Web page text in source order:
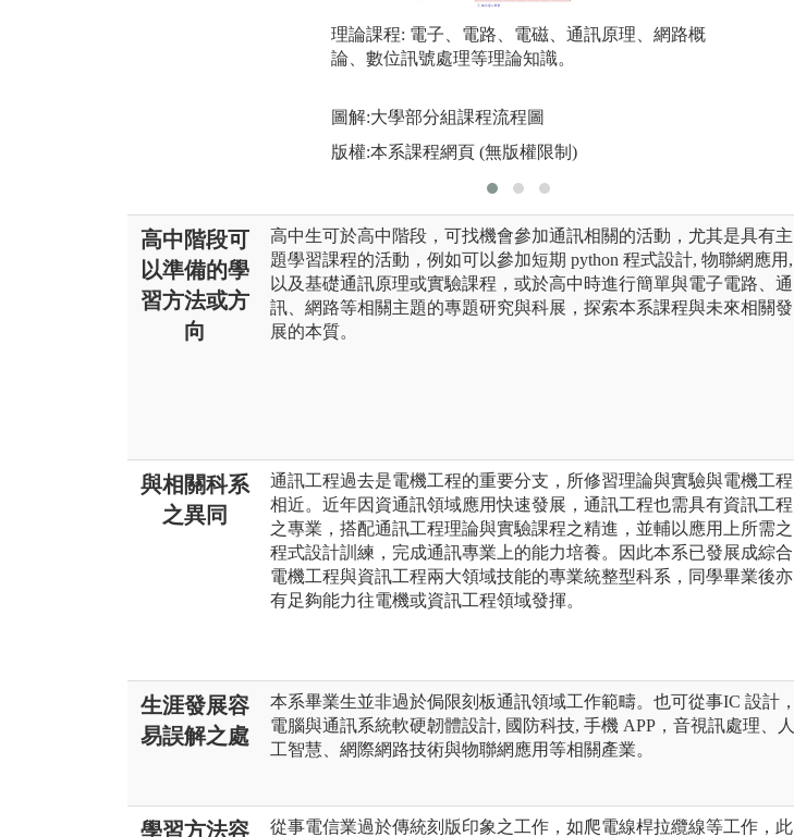
理論課程: 電子、電路、電磁、通訊原理、網路概
論、數位訊號處理等理論知識。
圖解:大學部分組課程流程圖
版權:本系課程網頁 (無版權限制)
高中階段可
以準備的學
習方法或方
向
高中生可於高中階段，可找機會參加通訊相關的活動，尤其是具有主
題學習課程的活動，例如可以參加短期 python 程式設計, 物聯網應用,
以及基礎通訊原理或實驗課程，或於高中時進行簡單與電子電路、通
訊、網路等相關主題的專題研究與科展，探索本系課程與未來相關發
展的本質。
與相關科系
之異同
通訊工程過去是電機工程的重要分支，所修習理論與實驗與電機工程
相近。近年因資通訊領域應用快速發展，通訊工程也需具有資訊工程
之專業，搭配通訊工程理論與實驗課程之精進，並輔以應用上所需之
程式設計訓練，完成通訊專業上的能力培養。因此本系已發展成綜合
電機工程與資訊工程兩大領域技能的專業統整型科系，同學畢業後亦
有足夠能力往電機或資訊工程領域發揮。
生涯發展容
易誤解之處
本系畢業生並非過於侷限刻板通訊領域工作範疇。也可從事IC 設計，
電腦與通訊系統軟硬韌體設計, 國防科技, 手機 APP，音視訊處理、人
工智慧、網際網路技術與物聯網應用等相關產業。
學習方法容
從事電信業過於傳統刻版印象之工作，如爬電線桿拉纜線等工作，此